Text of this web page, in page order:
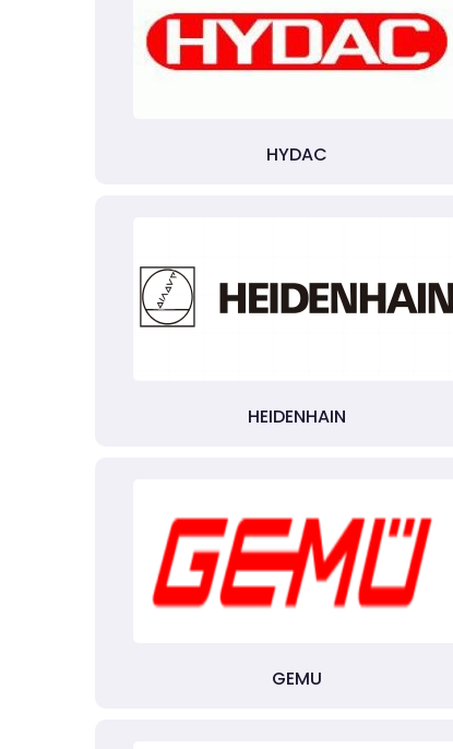
HYDAC
HEIDENHAIN
GEMU